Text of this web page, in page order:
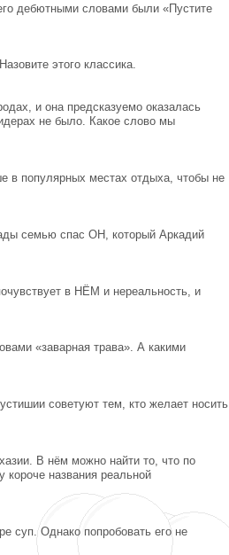
дебютными словами были «Пустите
этого классика.
и она предсказуемо оказалась
не было. Какое слово мы
в популярных местах отдыха, чтобы не
семью спас ОН, который Аркадий
в НЁМ и нереальность, и
«заварная трава». А какими
советуют тем, кто желает носить
В нём можно найти то, что по
короче названия реальной
суп. Однако попробовать его не